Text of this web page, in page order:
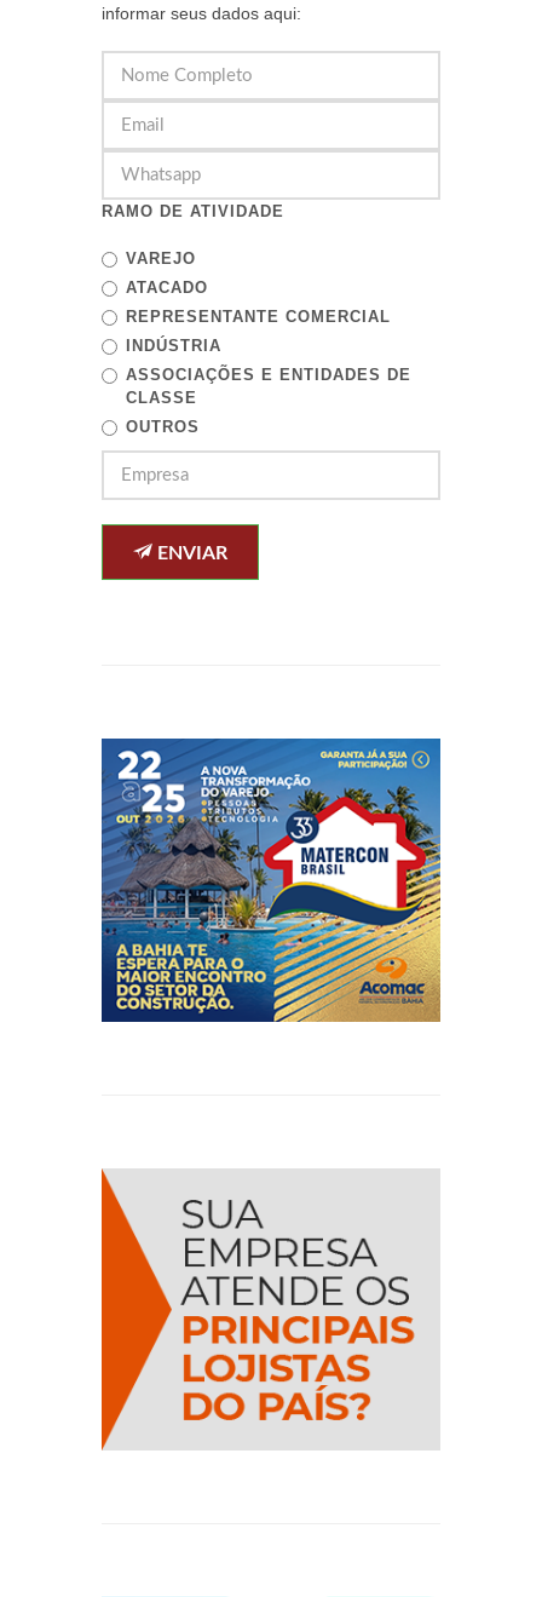
informar seus dados aqui:
RAMO DE ATIVIDADE
VAREJO
ATACADO
REPRESENTANTE COMERCIAL
INDÚSTRIA
ASSOCIAÇÕES E ENTIDADES DE
CLASSE
OUTROS
ENVIAR